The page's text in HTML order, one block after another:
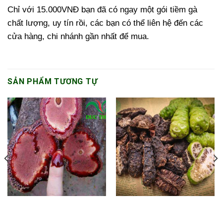
Chỉ với 15.000VNĐ bạn đã có ngay một gói tiềm gà
chất lượng, uy tín rồi, các bạn có thể liên hệ đến các
cửa hàng, chi nhánh gần nhất để mua.
SẢN PHẨM TƯƠNG TỰ